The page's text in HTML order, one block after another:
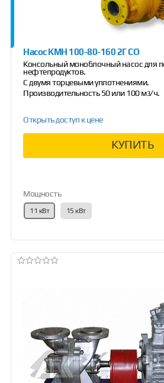
Насос КМН 100-80-160 2Г СО
Консольный моноблочный насос для
нефтепродуктов.
С двумя торцевыми уплотнениями.
Производительность 50 или 100 м3/ч.
Открыть доступ к цене
КУПИТЬ
Мощность
11 кВт 15 кВт